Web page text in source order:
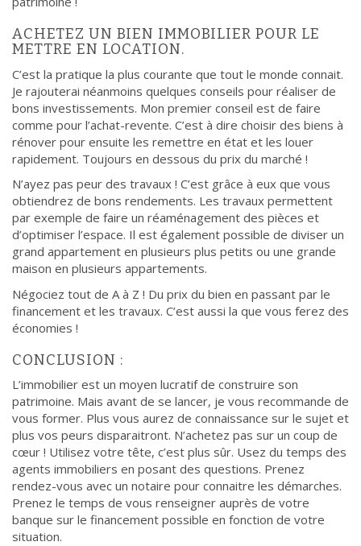
ACHETEZ UN BIEN IMMOBILIER POUR LE
METTRE EN LOCATION.
C’est la pratique la plus courante que tout le monde connait.
Je rajouterai néanmoins quelques conseils pour réaliser de
bons investissements. Mon premier conseil est de faire
comme pour l’achat-revente. C’est à dire choisir des biens à
rénover pour ensuite les remettre en état et les louer
rapidement. Toujours en dessous du prix du marché !
N’ayez pas peur des travaux ! C’est grâce à eux que vous
obtiendrez de bons rendements. Les travaux permettent
par exemple de faire un réaménagement des pièces et
d’optimiser l’espace. Il est également possible de diviser un
grand appartement en plusieurs plus petits ou une grande
maison en plusieurs appartements.
Négociez tout de A à Z ! Du prix du bien en passant par le
financement et les travaux. C’est aussi la que vous ferez des
économies !
CONCLUSION :
L’immobilier est un moyen lucratif de construire son
patrimoine. Mais avant de se lancer, je vous recommande de
vous former. Plus vous aurez de connaissance sur le sujet et
plus vos peurs disparaitront. N’achetez pas sur un coup de
cœur ! Utilisez votre tête, c’est plus sûr. Usez du temps des
agents immobiliers en posant des questions. Prenez
rendez-vous avec un notaire pour connaitre les démarches.
Prenez le temps de vous renseigner auprès de votre
banque sur le financement possible en fonction de votre
situation.